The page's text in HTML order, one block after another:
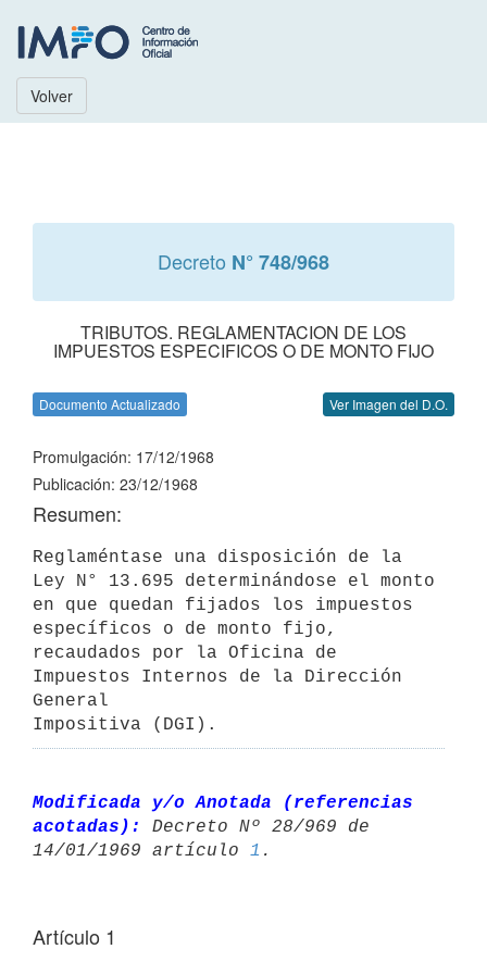
Volver
Decreto N° 748/968
TRIBUTOS. REGLAMENTACION DE LOS
IMPUESTOS ESPECIFICOS O DE MONTO FIJO
Documento Actualizado Ver Imagen del D.O.
Promulgación: 17/12/1968
Publicación: 23/12/1968
Resumen:
Reglaméntase una disposición de la
Ley N° 13.695 determinándose el monto
en que quedan fijados los impuestos
específicos o de monto fijo,
recaudados por la Oficina de
Impuestos Internos de la Dirección
General
Impositiva (DGI).
Modificada y/o Anotada (referencias
acotadas):
Decreto Nº 28/969 de
14/01/1969 artículo 1
Artículo 1